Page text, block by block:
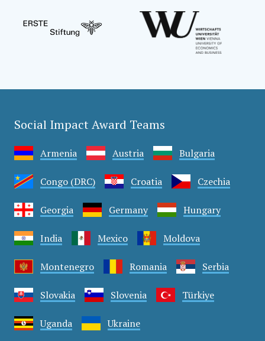
Social Impact Award Teams
Armenia Austria Bulgaria
Congo (DRC) Croatia Czechia
Georgia Germany Hungary
India Mexico Moldova
Montenegro Romania Serbia
Slovakia Slovenia Türkiye
Uganda Ukraine